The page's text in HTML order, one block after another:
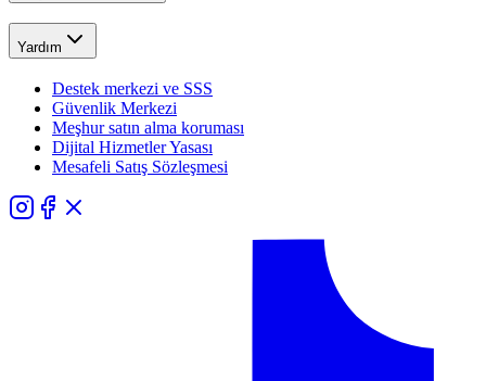
Yardım
Destek merkezi ve SSS
Güvenlik Merkezi
Meşhur satın alma koruması
Dijital Hizmetler Yasası
Mesafeli Satış Sözleşmesi